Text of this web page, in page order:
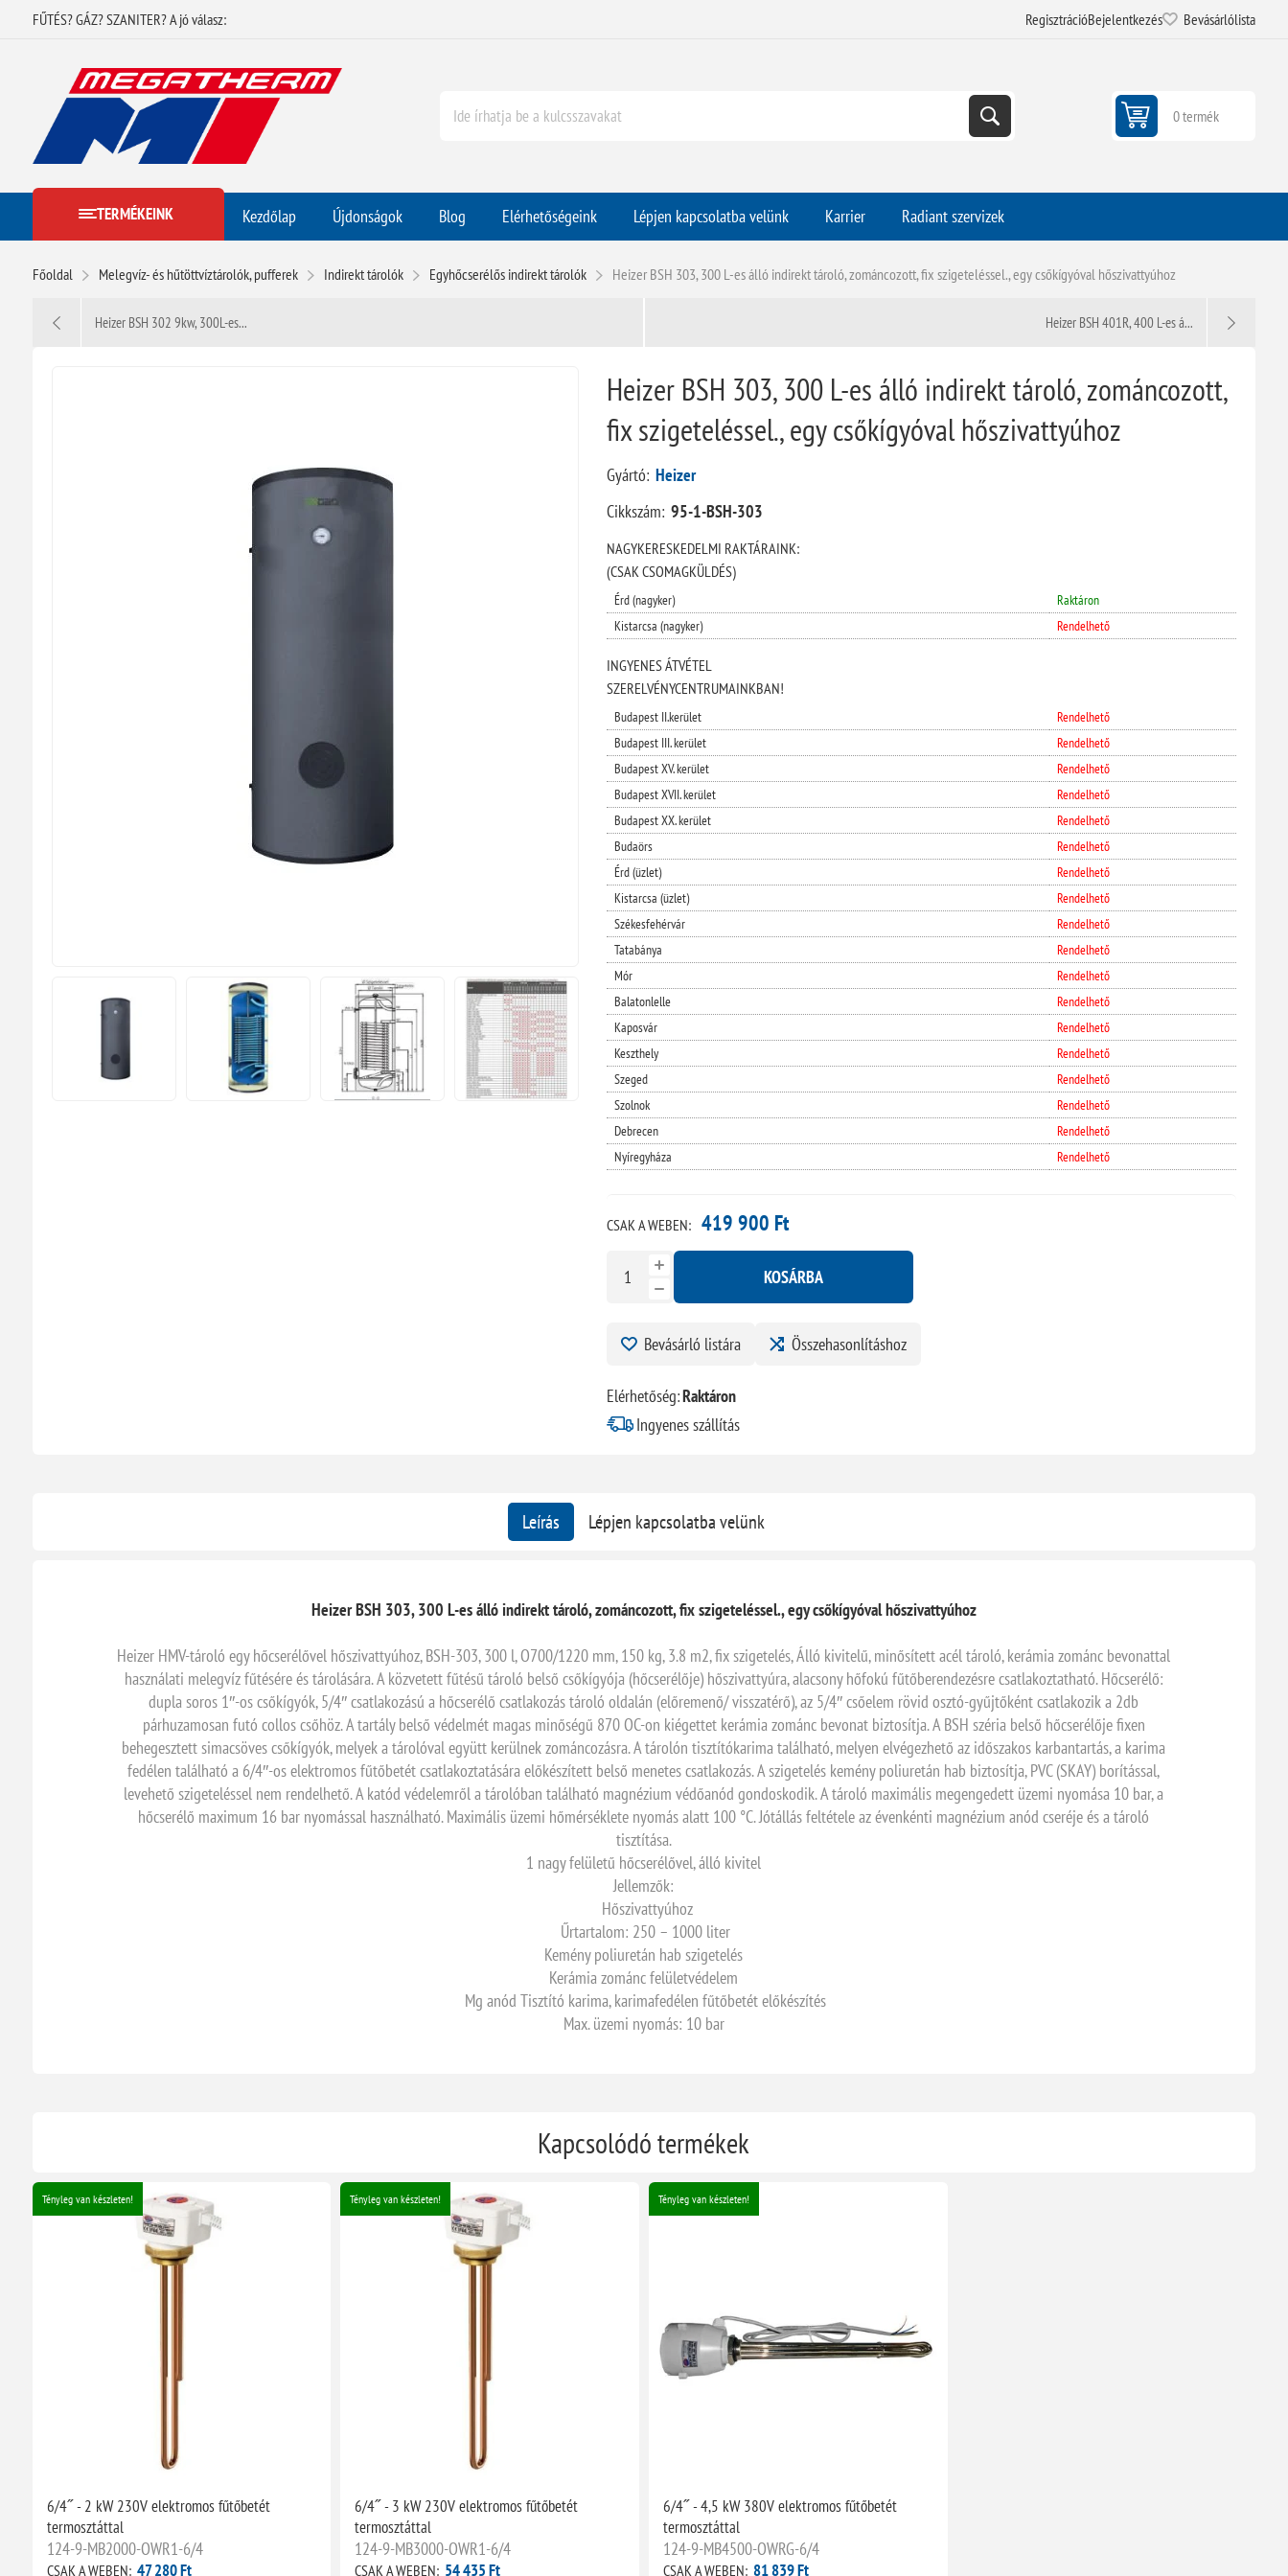
FŰTÉS? GÁZ? SZANITER? A jó válasz: RegisztrációBejelentkezés Bevásárlólista
0 termék
TERMÉKEINK Kezdőlap Újdonságok Blog Elérhetőségeink Lépjen kapcsolatba velünk Karrier Radiant szervizek
Főoldal Melegvíz- és hűtöttvíztárolók, pufferek Indirekt tárolók Egyhőcserélős indirekt tárolók Heizer BSH 303, 300 L-es álló indirekt tároló, zománcozott, fix szigeteléssel., egy csőkígyóval hőszivattyúhoz
Heizer BSH 302 9kw, 300L-es... Heizer BSH 401R, 400 L-es á...
Heizer BSH 303, 300 L-es álló indirekt tároló, zománcozott,
fix szigeteléssel., egy csőkígyóval hőszivattyúhoz
Gyártó: Heizer
Cikkszám: 95-1-BSH-303
NAGYKERESKEDELMI RAKTÁRAINK:
(CSAK CSOMAGKÜLDÉS)
Érd (nagyker)
Raktáron
Kistarcsa (nagyker)
Rendelhető
INGYENES ÁTVÉTEL
SZERELVÉNYCENTRUMAINKBAN!
Budapest II.kerület
Rendelhető
Budapest III. kerület
Rendelhető
Budapest XV. kerület
Rendelhető
Budapest XVII. kerület
Rendelhető
Budapest XX. kerület
Rendelhető
Budaörs
Rendelhető
Érd (üzlet)
Rendelhető
Kistarcsa (üzlet)
Rendelhető
Székesfehérvár
Rendelhető
Tatabánya
Rendelhető
Mór
Rendelhető
Balatonlelle
Rendelhető
Kaposvár
Rendelhető
Keszthely
Rendelhető
Szeged
Rendelhető
Szolnok
Rendelhető
Debrecen
Rendelhető
Nyíregyháza
Rendelhető
CSAK A WEBEN: 419 900 Ft
KOSÁRBA
Bevásárló listára Összehasonlításhoz
Elérhetőség:Raktáron
Ingyenes szállítás
Leírás Lépjen kapcsolatba velünk
Heizer BSH 303, 300 L-es álló indirekt tároló, zománcozott, fix szigeteléssel., egy csőkígyóval hőszivattyúhoz
Heizer HMV-tároló egy hőcserélővel hőszivattyúhoz, BSH-303, 300 l, O700/1220 mm, 150 kg, 3.8 m2, fix szigetelés, Álló kivitelű, minősített acél tároló, kerámia zománc bevonattal
használati melegvíz fűtésére és tárolására. A közvetett fűtésű tároló belső csőkígyója (hőcserélője) hőszivattyúra, alacsony hőfokú fűtőberendezésre csatlakoztatható. Hőcserélő:
dupla soros 1″-os csőkígyók, 5/4″ csatlakozású a hőcserélő csatlakozás tároló oldalán (előremenő/ visszatérő), az 5/4″ csőelem rövid osztó-gyűjtőként csatlakozik a 2db
párhuzamosan futó collos csőhöz. A tartály belső védelmét magas minőségű 870 OC-on kiégettet kerámia zománc bevonat biztosítja. A BSH széria belső hőcserélője fixen
behegesztett simacsöves csőkígyók, melyek a tárolóval együtt kerülnek zománcozásra. A tárolón tisztítókarima található, melyen elvégezhető az időszakos karbantartás, a karima
fedélen található a 6/4″-os elektromos fűtőbetét csatlakoztatására előkészített belső menetes csatlakozás. A szigetelés kemény poliuretán hab biztosítja, PVC (SKAY) borítással,
levehető szigeteléssel nem rendelhető. A katód védelemről a tárolóban található magnézium védőanód gondoskodik. A tároló maximális megengedett üzemi nyomása 10 bar, a
hőcserélő maximum 16 bar nyomással használható. Maximális üzemi hőmérséklete nyomás alatt 100 °C. Jótállás feltétele az évenkénti magnézium anód cseréje és a tároló
tisztítása.
1 nagy felületű hőcserélővel, álló kivitel
Jellemzők:
Hőszivattyúhoz
Űrtartalom: 250 – 1000 liter
Kemény poliuretán hab szigetelés
Kerámia zománc felületvédelem
Mg anód Tisztító karima, karimafedélen fűtőbetét előkészítés
Max. üzemi nyomás: 10 bar
Kapcsolódó termékek
Tényleg van készleten!
6/4˝ - 2 kW 230V elektromos fűtőbetét
termosztáttal
124-9-MB2000-OWR1-6/4
CSAK A WEBEN: 47 280 Ft
Tényleg van készleten!
6/4˝ - 3 kW 230V elektromos fűtőbetét
termosztáttal
124-9-MB3000-OWR1-6/4
CSAK A WEBEN: 54 435 Ft
Tényleg van készleten!
6/4˝ - 4,5 kW 380V elektromos fűtőbetét
termosztáttal
124-9-MB4500-OWRG-6/4
CSAK A WEBEN: 81 839 Ft